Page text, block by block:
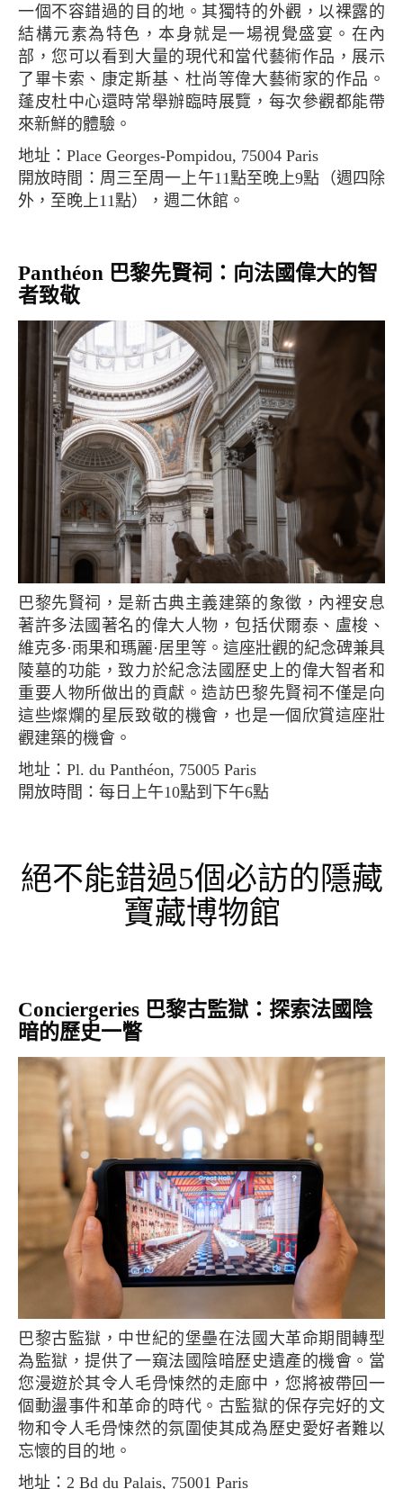
一個不容錯過的目的地。其獨特的外觀，以裸露的
結構元素為特色，本身就是一場視覺盛宴。在內
部，您可以看到大量的現代和當代藝術作品，展示
了畢卡索、康定斯基、杜尚等偉大藝術家的作品。
蓬皮杜中心還時常舉辦臨時展覽，每次參觀都能帶
來新鮮的體驗。
地址：Place Georges-Pompidou, 75004 Paris
開放時間：周三至周一上午11點至晚上9點（週四除
外，至晚上11點），週二休館。
Panthéon 巴黎先賢祠：向法國偉大的智
者致敬
巴黎先賢祠，是新古典主義建築的象徵，內裡安息
著許多法國著名的偉大人物，包括伏爾泰、盧梭、
維克多·雨果和瑪麗·居里等。這座壯觀的紀念碑兼具
陵墓的功能，致力於紀念法國歷史上的偉大智者和
重要人物所做出的貢獻。造訪巴黎先賢祠不僅是向
這些燦爛的星辰致敬的機會，也是一個欣賞這座壯
觀建築的機會。
地址：Pl. du Panthéon, 75005 Paris
開放時間：每日上午10點到下午6點
絕不能錯過5個必訪的隱藏
寶藏博物館
Conciergeries 巴黎古監獄：探索法國陰
暗的歷史一瞥
巴黎古監獄，中世紀的堡壘在法國大革命期間轉型
為監獄，提供了一窺法國陰暗歷史遺產的機會。當
您漫遊於其令人毛骨悚然的走廊中，您將被帶回一
個動盪事件和革命的時代。古監獄的保存完好的文
物和令人毛骨悚然的氛圍使其成為歷史愛好者難以
忘懷的目的地。
地址：2 Bd du Palais, 75001 Paris